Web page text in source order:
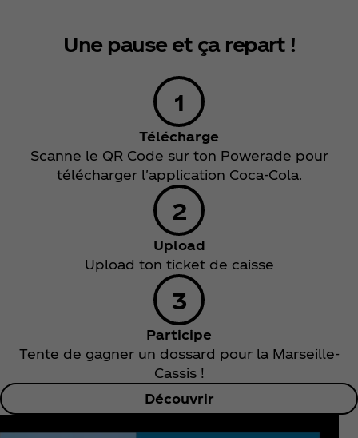
Une pause et ça repart !
Télécharge
Scanne le QR Code sur ton Powerade pour
télécharger l'application Coca‑Cola.
Upload
Upload ton ticket de caisse
Participe
Tente de gagner un dossard pour la Marseille-
Cassis !
Découvrir